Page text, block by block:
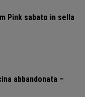
Pink sabato in sella
abbandonata –